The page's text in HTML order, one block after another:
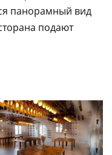
панорамный вид
подают